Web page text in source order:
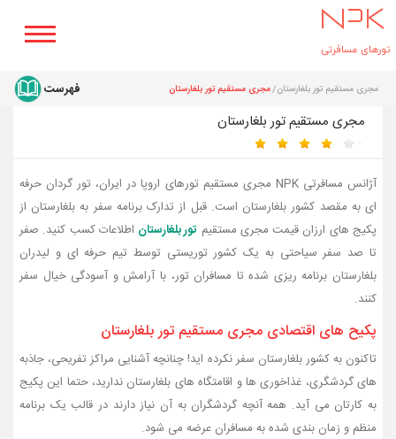
مجری مستقیم تور بلغارستان مجری مستقیم تور بلغارستان
مجری مستقیم تور بلغارستان
آژانس مسافرتی NPK مجری مستقیم تورهای اروپا در ایران، تور گردان حرفه
ای به مقصد کشور بلغارستان است. قبل از تدارک برنامه سفر به بلغارستان از
پکیج های ارزان قیمت مجری مستقیم تور بلغارستان اطلاعات کسب کنید. صفر
تا صد سفر سیاحتی به یک کشور توریستی توسط تیم حرفه ای و لیدران
بلغارستان برنامه ریزی شده تا مسافران تور، با آرامش و آسودگی خیال سفر
کنند.
پکیح های اقتصادی مجری مستقیم تور بلغارستان
تاکنون به کشور بلغارستان سفر نکرده اید! چنانچه آشنایی مراکز تفریحی، جاذبه
های گردشگری، غذاخوری ها و اقامتگاه های بلغارستان ندارید، حتما این پکیج
به کارتان می آید. همه آنچه گردشگران به آن نیاز دارند در قالب یک برنامه
منظم و زمان بندی شده به مسافران عرضه می شود.